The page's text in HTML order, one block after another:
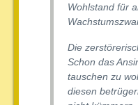
Wohlstand für
Die
Schon das
tauschen zu
diesen